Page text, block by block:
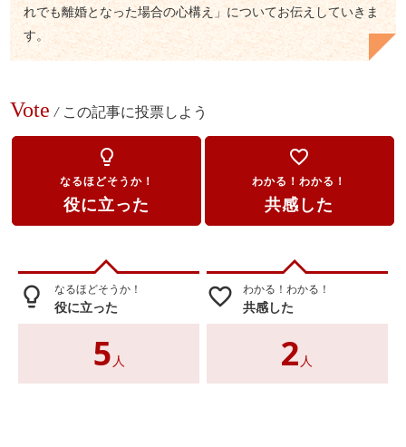
れでも離婚となった場合の心構え」についてお伝えしていきま
す。
Vote / この記事に投票しよう
lightbulb_outline
なるほどそうか！
役に立った
favorite_border
わかる！わかる！
共感した
lightbulb_outline なるほどそうか！
役に立った
5 人
favorite_border わかる！わかる！
共感した
2 人